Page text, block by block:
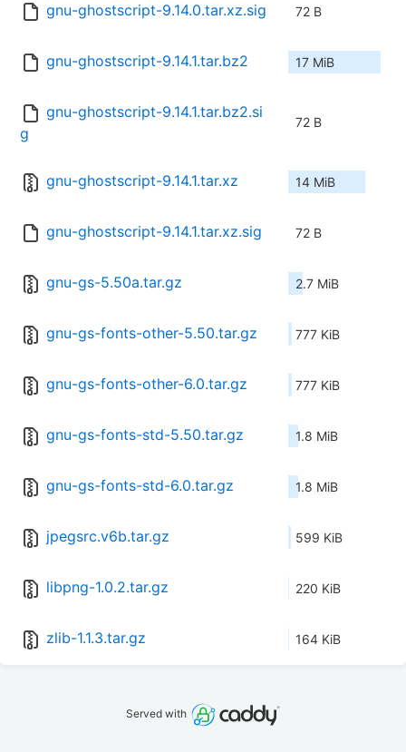
gnu-ghostscript-9.14.0.tar.xz.sig 72 B
gnu-ghostscript-9.14.1.tar.bz2 17 MiB
gnu-ghostscript-9.14.1.tar.bz2.si
g
72 B
gnu-ghostscript-9.14.1.tar.xz 14 MiB
gnu-ghostscript-9.14.1.tar.xz.sig 72 B
gnu-gs-5.50a.tar.gz 2.7 MiB
gnu-gs-fonts-other-5.50.tar.gz 777 KiB
gnu-gs-fonts-other-6.0.tar.gz 777 KiB
gnu-gs-fonts-std-5.50.tar.gz 1.8 MiB
gnu-gs-fonts-std-6.0.tar.gz 1.8 MiB
jpegsrc.v6b.tar.gz 599 KiB
libpng-1.0.2.tar.gz 220 KiB
zlib-1.1.3.tar.gz 164 KiB
Served with